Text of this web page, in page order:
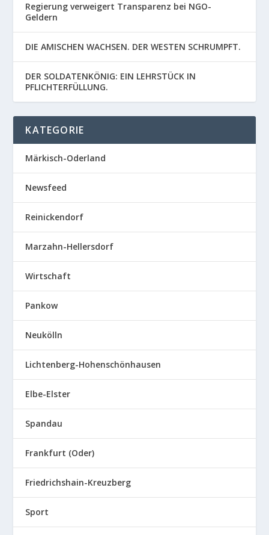
Regierung verweigert Transparenz bei NGO-
Geldern
DIE AMISCHEN WACHSEN. DER WESTEN SCHRUMPFT.
DER SOLDATENKÖNIG: EIN LEHRSTÜCK IN
PFLICHTERFÜLLUNG.
KATEGORIE
Märkisch-Oderland
Newsfeed
Reinickendorf
Marzahn-Hellersdorf
Wirtschaft
Pankow
Neukölln
Lichtenberg-Hohenschönhausen
Elbe-Elster
Spandau
Frankfurt (Oder)
Friedrichshain-Kreuzberg
Sport